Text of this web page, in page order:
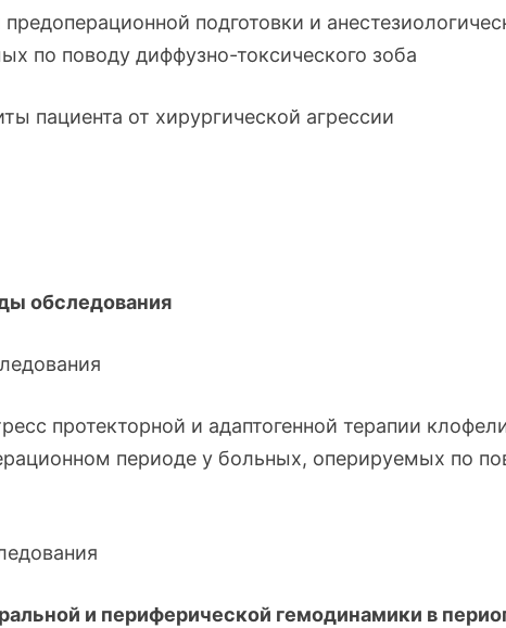
подготовки и
по поводу диффузно-токсического зоба
пациента от хирургической агрессии
обследования
протекторной и адаптогенной терапии
периоде у больных, оперируемых по
и периферической гемодинамики в